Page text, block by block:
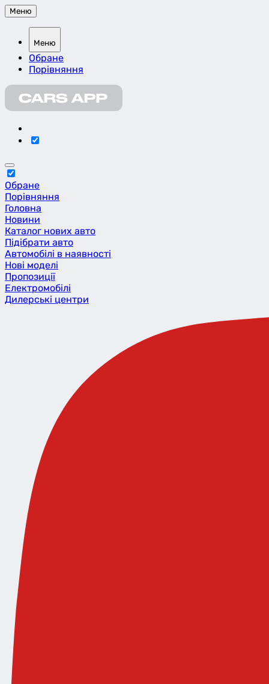
Меню
Меню
Обране
Порівняння
Обране
Порівняння
Головна
Новини
Каталог нових авто
Підібрати авто
Автомобілі в наявності
Нові моделі
Пропозиції
Eлектромобілі
Дилерські центри